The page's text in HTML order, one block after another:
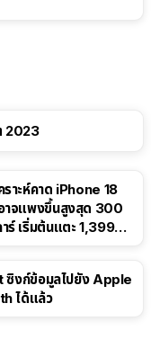
2023
ราะห์คาด iPhone 18
าจแพงขึ้นสูงสุด 300
ร์ เริ่มต้นแตะ 1,399
ซิงก์ข้อมูลไปยัง Apple
ได้แล้ว